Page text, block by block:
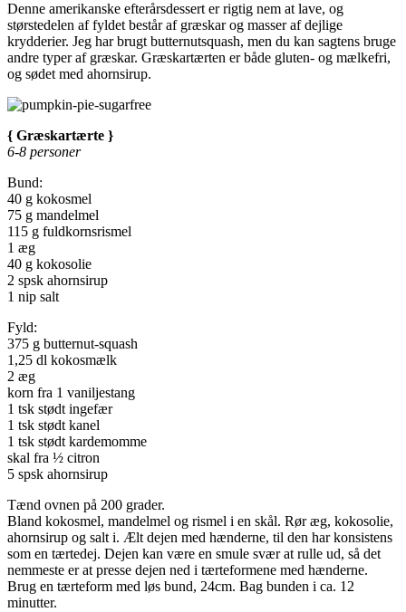
Denne amerikanske efterårsdessert er rigtig nem at lave, og
størstedelen af fyldet består af græskar og masser af dejlige
krydderier. Jeg har brugt butternutsquash, men du kan sagtens bruge
andre typer af græskar. Græskartærten er både gluten- og mælkefri,
og sødet med ahornsirup.
{ Græskartærte }
6-8 personer
Bund:
40 g kokosmel
75 g mandelmel
115 g fuldkornsrismel
1 æg
40 g kokosolie
2 spsk ahornsirup
1 nip salt
Fyld:
375 g butternut-squash
1,25 dl kokosmælk
2 æg
korn fra 1 vaniljestang
1 tsk stødt ingefær
1 tsk stødt kanel
1 tsk stødt kardemomme
skal fra ½ citron
5 spsk ahornsirup
Tænd ovnen på 200 grader.
Bland kokosmel, mandelmel og rismel i en skål. Rør æg, kokosolie,
ahornsirup og salt i. Ælt dejen med hænderne, til den har konsistens
som en tærtedej. Dejen kan være en smule svær at rulle ud, så det
nemmeste er at presse dejen ned i tærteformene med hænderne.
Brug en tærteform med løs bund, 24cm. Bag bunden i ca. 12
minutter.